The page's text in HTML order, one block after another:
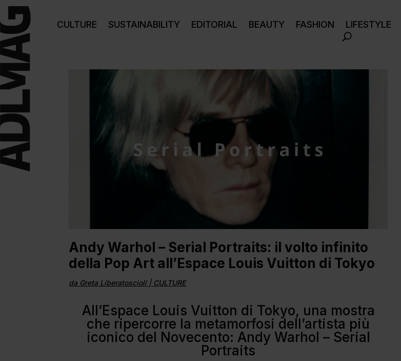
CULTURE SUSTAINABILITY EDITORIAL BEAUTY FASHION LIFESTYLE
Andy Warhol – Serial Portraits: il volto infinito
della Pop Art all’Espace Louis Vuitton di Tokyo
da Greta Liberatoscioli| CULTURE
All’Espace Louis Vuitton di Tokyo, una mostra
che ripercorre la metamorfosi dell’artista più
iconico del Novecento: Andy Warhol – Serial
Portraits